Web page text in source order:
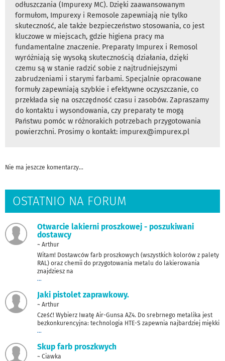
odłuszczania (Impurexy MC). Dzięki zaawansowanym
formułom, Impurexy i Remosole zapewniają nie tylko
skuteczność, ale także bezpieczeństwo stosowania, co jest
kluczowe w miejscach, gdzie higiena pracy ma
fundamentalne znaczenie. Preparaty Impurex i Remosol
wyróżniają się wysoką skutecznością działania, dzięki
czemu są w stanie radzić sobie z najtrudniejszymi
zabrudzeniami i starymi farbami. Specjalnie opracowane
formuły zapewniają szybkie i efektywne oczyszczanie, co
przekłada się na oszczędność czasu i zasobów. Zapraszamy
do kontaktu i wysondowania, czy preparaty te mogą
Państwu pomóc w różnorakich potrzebach przygotowania
powierzchni. Prosimy o kontakt: impurex@impurex.pl
Nie ma jeszcze komentarzy...
OSTATNIO NA FORUM
Otwarcie lakierni proszkowej - poszukiwani
dostawcy
~ Arthur
Witam! Dostawców farb proszkowych (wszystkich kolorów z palety
RAL) oraz chemii do przygotowania metalu do lakierowania
znajdziesz na
...
Jaki pistolet zaprawkowy.
~ Arthur
Cześć! Wybierz Iwatę Air-Gunsa AZ4. Do srebrnego metalika jest
bezkonkurencyjna: technologia HTE-S zapewnia najbardziej miękki
...
Skup farb proszkwych
~ Ciawka